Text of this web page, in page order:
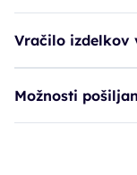
Vračilo izdelkov
Možnosti